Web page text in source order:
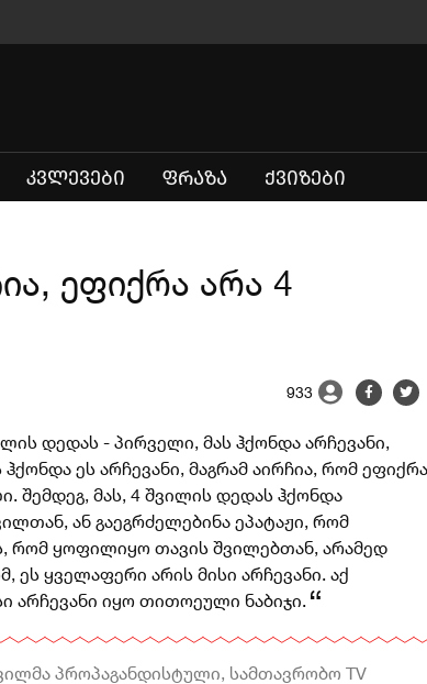
ᲙᲕᲚᲔᲕᲔᲑᲘ ᲤᲠᲐᲖᲐ(CURRENT)
ᲥᲕᲘᲖᲔᲑᲘ
ეფიქრა არა 4
933
დედას - პირველი, მას ჰქონდა არჩევანი,
ეს არჩევანი, მაგრამ აირჩია, რომ ეფიქრა
შემდეგ, მას, 4 შვილის დედას ჰქონდა
ან გაეგრძელებინა ეპატაჟი, რომ
რომ ყოფილიყო თავის შვილებთან, არამედ
ყველაფერი არის მისი არჩევანი. აქ
არჩევანი იყო თითოეული ნაბიჯი.
პროპაგანდისტული, სამთავრობო TV